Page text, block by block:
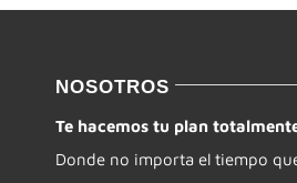
NOSOTROS
Te hacemos tu plan
Donde no importa el tiempo